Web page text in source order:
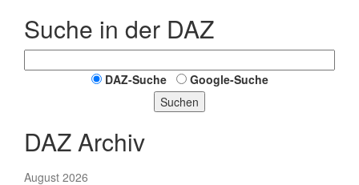
Suche in der DAZ
DAZ-Suche
Google-Suche
Suchen
DAZ Archiv
August 2026